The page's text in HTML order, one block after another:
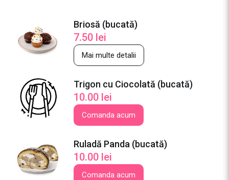
Briosă (bucată)
7.50 lei
Mai multe detalii
Trigon cu Ciocolată (bucată)
10.00 lei
Comanda acum
Ruladă Panda (bucată)
10.00 lei
Comanda acum